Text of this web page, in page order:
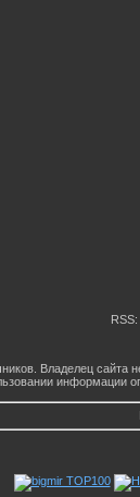
RSS:
Владелец
информации